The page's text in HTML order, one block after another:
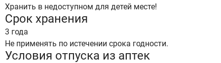
Хранить в недоступном для детей месте!
Срок хранения
3 года
Не применять по истечении срока годности.
Условия отпуска из аптек